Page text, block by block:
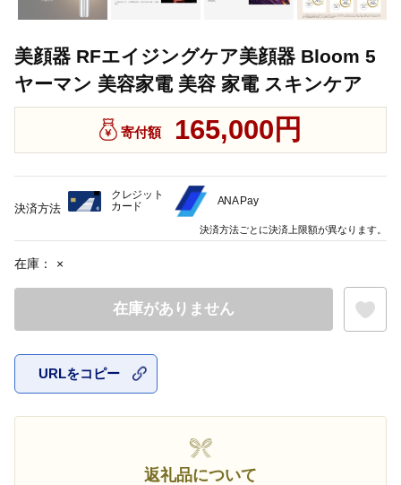
美顔器 RFエイジングケア美顔器 Bloom 5
ヤーマン 美容家電 美容 家電 スキンケア
寄付額 165,000円
在庫： ×
在庫がありません
URLをコピー
返礼品について
決済方法
クレジット
カード
ANA Pay
決済方法ごとに決済上限額が異なります。